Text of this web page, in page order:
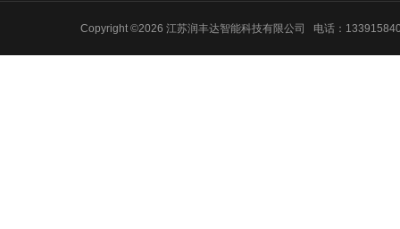
Copyright ©2026 江苏润丰达智能科技有限公司 电话：